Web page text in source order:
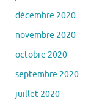
décembre 2020
novembre 2020
octobre 2020
septembre 2020
juillet 2020